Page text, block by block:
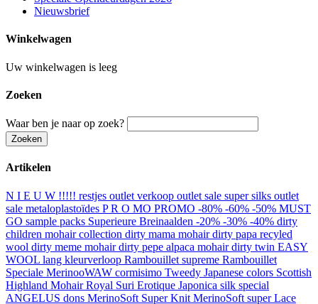
Nieuwsbrief
Winkelwagen
Uw winkelwagen is leeg
Zoeken
Waar ben je naar op zoek?
Artikelen
N I E U W !!!!! restjes outlet verkoop outlet sale super silks outlet
sale metaloplastoïdes P R O MO PROMO -80% -60% -50% MUST
GO sample packs Superieure Breinaalden -20% -30% -40% dirty
children mohair collection dirty mama mohairdirty papa recyled
wool dirty meme mohairdirty pepe alpaca mohairdirty twin EASY
WOOL lang kleurverloop Rambouillet supreme Rambouillet
Speciale MerinooWAW cormisimo Tweedy Japanese colors Scottish
Highland MohairRoyal Suri Erotique Japonica silk special
ANGELUS dons MerinoSoft Super Knit MerinoSoft super Lace